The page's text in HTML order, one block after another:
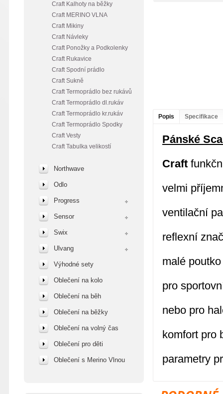
Craft Kalhoty na běžky
Craft MERINO VLNA
Craft Mikiny
Craft Návleky
Craft Ponožky a Podkolenky
Craft Rukavice
Craft Spodní prádlo
Craft Sukně
Craft Termoprádlo bez rukávů
Craft Termoprádlo dl.rukáv
Craft Termoprádlo kr.rukáv
Craft Termoprádlo Spodky
Craft Vesty
Craft Tabulka velikostí
Northwave
Odlo
Progress
Sensor
Swix
Ulvang
Výhodné sety
Oblečení na kolo
Oblečení na běh
Oblečení na běžky
Oblečení na volný čas
Oblečení pro děti
Oblečení s Merino Vlnou
Popis Specifikace
Pánské
Craft
velmi
ventilační
reflexní
malé
pro
nebo pro
komfort pro
parametry